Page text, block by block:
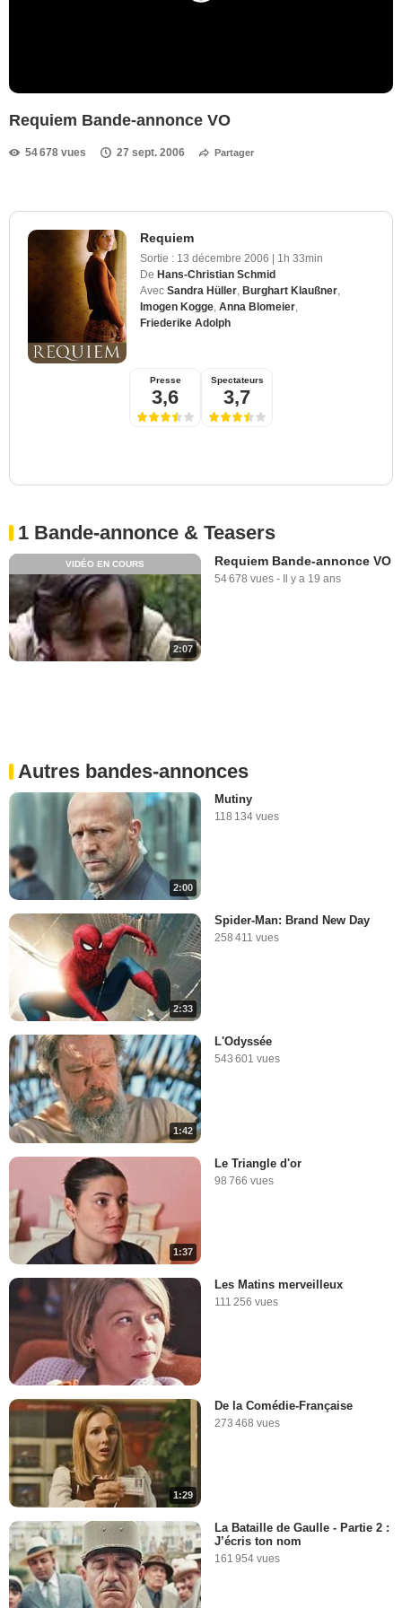
Requiem Bande-annonce VO
54 678 vues 27 sept. 2006 Partager
Requiem
Sortie : 13 décembre 2006 | 1h 33min
De Hans-Christian Schmid
Avec Sandra Hüller Burghart Klaußner
Imogen Kogge Anna Blomeier
Friederike Adolph
Presse
3,6
Spectateurs
3,7
1 Bande-annonce & Teasers
2:07
VIDÉO EN COURS Requiem Bande-annonce VO
54 678 vues - Il y a 19 ans
Autres bandes-annonces
2:00
Mutiny
118 134 vues
2:33
Spider-Man: Brand New Day
258 411 vues
1:42
L'Odyssée
543 601 vues
1:37
Le Triangle d'or
98 766 vues
Les Matins merveilleux
111 256 vues
1:29
De la Comédie-Française
273 468 vues
La Bataille de Gaulle - Partie 2 :
J’écris ton nom
161 954 vues